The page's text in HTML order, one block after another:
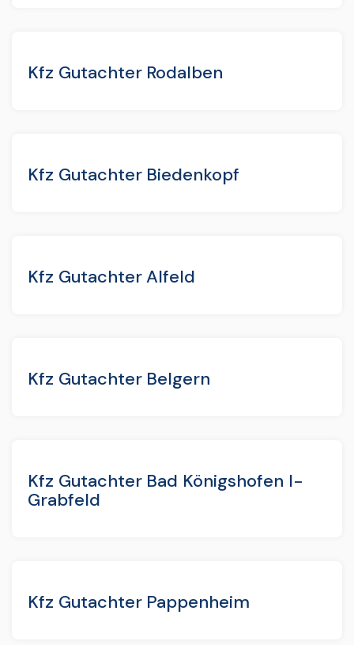
Kfz Gutachter Rodalben
Kfz Gutachter Biedenkopf
Kfz Gutachter Alfeld
Kfz Gutachter Belgern
Kfz Gutachter Bad Königshofen I-
Grabfeld
Kfz Gutachter Pappenheim